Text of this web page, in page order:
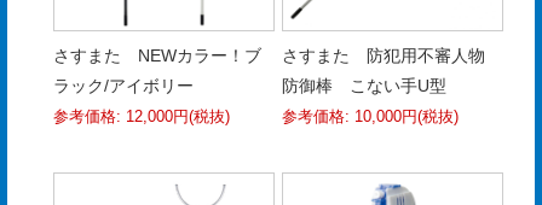
さすまた NEWカラー！ブ
ラック/アイボリー
参考価格: 12,000円(税抜)
さすまた 防犯用不審人物
防御棒 こない手U型
参考価格: 10,000円(税抜)